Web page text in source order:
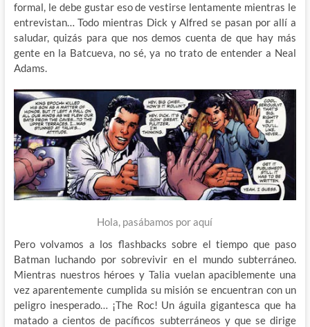
formal, le debe gustar eso de vestirse lentamente mientras le
entrevistan… Todo mientras Dick y Alfred se pasan por allí a
saludar, quizás para que nos demos cuenta de que hay más
gente en la Batcueva, no sé, ya no trato de entender a Neal
Adams.
Hola, pasábamos por aquí
Pero volvamos a los flashbacks sobre el tiempo que paso
Batman luchando por sobrevivir en el mundo subterráneo.
Mientras nuestros héroes y Talia vuelan apaciblemente una
vez aparentemente cumplida su misión se encuentran con un
peligro inesperado… ¡The Roc! Un águila gigantesca que ha
matado a cientos de pacíficos subterráneos y que se dirige